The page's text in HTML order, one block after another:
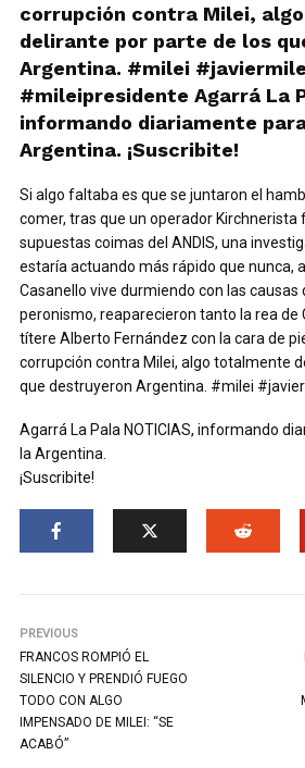
corrupción contra Milei,
delirante por parte de los
Argentina. #milei
#mileipresidente Agarrá La
informando diariamente
Argentina. ¡Suscribite!
Si algo faltaba es que se juntaron el
comer, tras que un operador Kirchnerista
supuestas coimas del ANDIS, una
estaría actuando más rápido que nunca,
Casanello vive durmiendo con las causas
peronismo, reaparecieron tanto la rea de
títere Alberto Fernández con la cara de
corrupción contra Milei, algo totalmente
que destruyeron Argentina. #milei
Agarrá La Pala NOTICIAS, informando
la Argentina.
¡Suscribite!
PREVIOUS
FRANCOS ROMPIÓ EL
SILENCIO Y PRENDIÓ FUEGO
TODO CON ALGO
IMPENSADO DE MILEI: “SE
ACABÓ”